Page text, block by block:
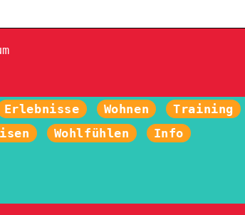
Erlebnisse Wohnen Training
Wohlfühlen Info